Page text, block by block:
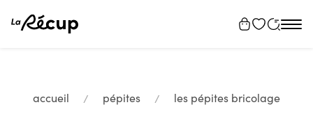
accueil pépites les pépites bricolage